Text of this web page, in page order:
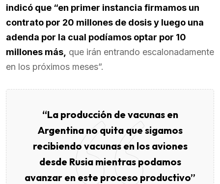
indicó que “en primer instancia firmamos un
contrato por 20 millones de dosis y luego una
adenda por la cual podíamos optar por 10
millones más, que irán entrando escalonadamente
en los próximos meses”.
“La producción de vacunas en
Argentina no quita que sigamos
recibiendo vacunas en los aviones
desde Rusia mientras podamos
avanzar en este proceso productivo”